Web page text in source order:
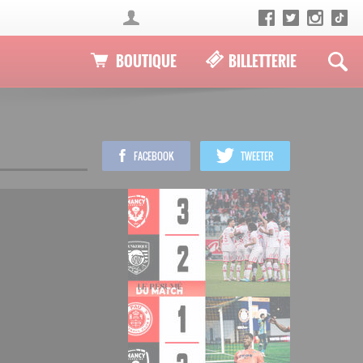
BOUTIQUE BILLETTERIE
FACEBOOK TWEETER